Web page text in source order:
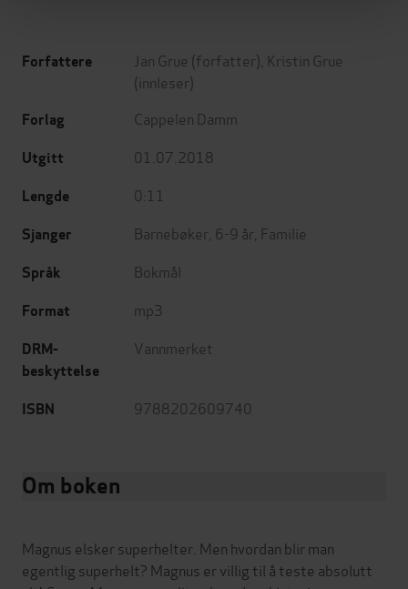
Forfattere Jan Grue (forfatter), Kristin Grue
(innleser)
Forlag Cappelen Damm
Utgitt 01.07.2018
Lengde 0:11
Sjanger Barnebøker 6-9 år Familie
Språk Bokmål
Format mp3
DRM-
beskyttelse
Vannmerket
ISBN 9788202609740
Om boken
Magnus elsker superhelter. Men hvordan blir man
egentlig superhelt? Magnus er villig til å teste absolutt